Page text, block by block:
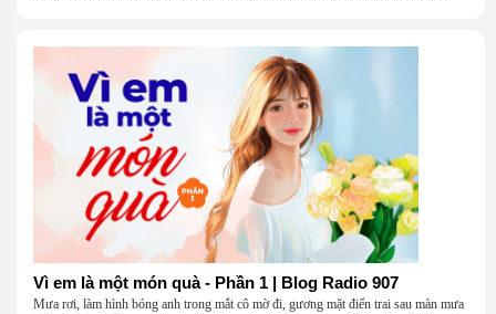
Vì em là một món quà - Phần 1 | Blog Radio 907
Mưa rơi, làm hình bóng anh trong mắt cô mờ đi, gương mặt điển trai sau màn mưa